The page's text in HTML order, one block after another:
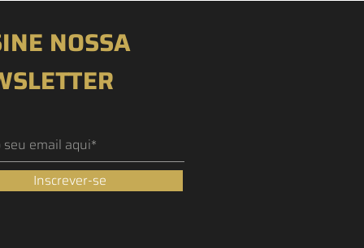
NOSSA
Inscrever-se